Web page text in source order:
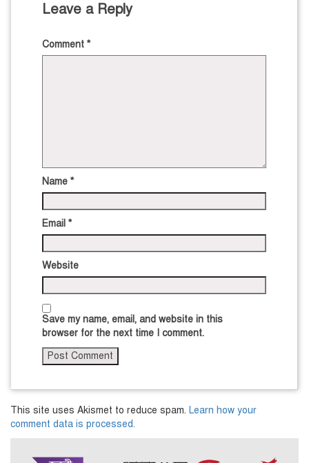
Leave a Reply
Comment *
Name *
Email *
Website
Save my name, email, and website in this
browser for the next time I comment.
This site uses Akismet to reduce spam. Learn how your
comment data is processed.